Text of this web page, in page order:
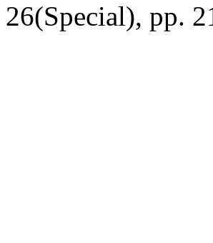
26(Special), pp.